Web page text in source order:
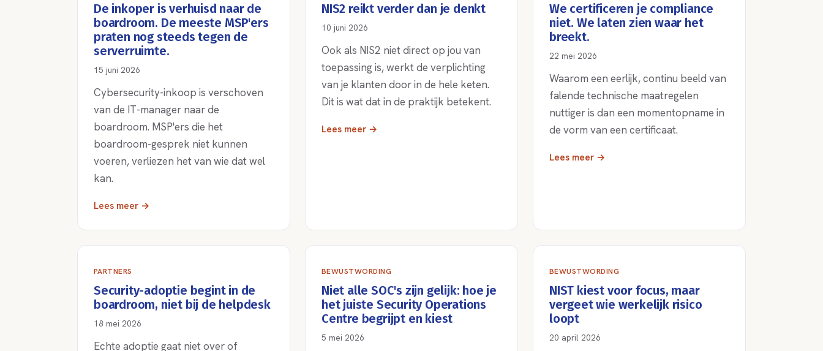
De inkoper is verhuisd naar de
boardroom. De meeste MSP'ers
praten nog steeds tegen de
serverruimte.
15 juni 2026
Cybersecurity-inkoop is verschoven
van de IT-manager naar de
boardroom. MSP'ers die het
boardroom-gesprek niet kunnen
voeren, verliezen het van wie dat wel
kan.
Lees meer →
NIS2 reikt verder dan je denkt
10 juni 2026
Ook als NIS2 niet direct op jou van
toepassing is, werkt de verplichting
van je klanten door in de hele keten.
Dit is wat dat in de praktijk betekent.
Lees meer →
We certificeren je compliance
niet. We laten zien waar het
breekt.
22 mei 2026
Waarom een eerlijk, continu beeld van
falende technische maatregelen
nuttiger is dan een momentopname in
de vorm van een certificaat.
Lees meer →
PARTNERS
Security-adoptie begint in de
boardroom, niet bij de helpdesk
18 mei 2026
Echte adoptie gaat niet over of
BEWUSTWORDING
Niet alle SOC's zijn gelijk: hoe je
het juiste Security Operations
Centre begrijpt en kiest
5 mei 2026
BEWUSTWORDING
NIST kiest voor focus, maar
vergeet wie werkelijk risico
loopt
20 april 2026